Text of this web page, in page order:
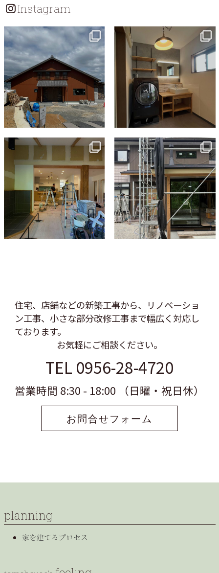
ョ
ン
Instagram
tomohouseinc
7月 18
tomohouseinc
7月 13
tomohouseinc
tomohouseinc
6月 3
住宅、店舗などの新築工事から、リノベーショ
ン工事、 小さな部分改修工事まで幅広く対応し
ております。
お気軽にご相談ください。
TEL 0956-28-4720
営業時間 8:30 - 18:00 （日曜・祝日休）
お問合せフォーム
planning
家を建てるプロセス